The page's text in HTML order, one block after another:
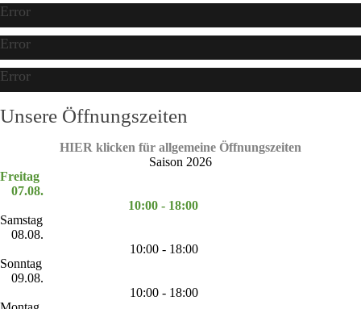
Error
Error
Error
Unsere Öffnungszeiten
HIER klicken für allgemeine Öffnungszeiten
Saison 2026
Freitag
07.08.
10:00 - 18:00
Samstag
08.08.
10:00 - 18:00
Sonntag
09.08.
10:00 - 18:00